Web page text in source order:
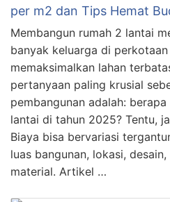
per m2 dan Tips Hemat
Membangun rumah 2 lantai
banyak keluarga di
memaksimalkan lahan
pertanyaan paling krusial
pembangunan adalah:
lantai di tahun 2025? Tentu,
Biaya bisa bervariasi
luas bangunan, lokasi,
material. Artikel …